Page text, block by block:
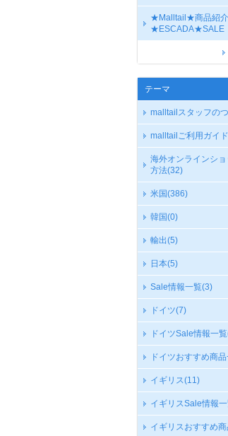
★Malltail★商品紹
★ESCADA★SALE
テーマ
malltailスタッフの
malltailご利用ガイド
海外オンラインシ
方法(32)
米国(386)
韓国(0)
輸出(5)
日本(5)
Sale情報一覧(3)
ドイツ(7)
ドイツSale情報一覧
ドイツおすすめ商
イギリス(11)
イギリスSale情報
イギリスおすすめ